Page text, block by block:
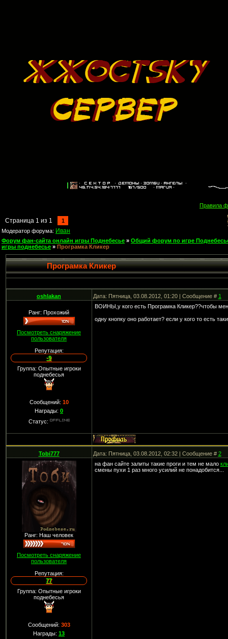
Правила
Страница 1 из 1
1
Модератор форума: Иван
Форум фан-сайта онлайн игры Поднебесье » Общий форум по игре
игры поднебесье » Програмка Кликер
Програмка Кликер
oshlakan Дата: Пятница, 03.08.2012, 01:20 | Сообщение #1
Ранг: Прохожий
Посмотреть снаряжение
пользователя
Репутация:
-9
Группа: Опытные игроки
поднебесья
Сообщений: 10
Награды: 0
Статус:
ВОИНЫ,у кого есть Програмка Кликер??чтобы
одну кнопку оно работает? если у кого то есть
Tobi777 Дата: Пятница, 03.08.2012, 02:32 | Сообщение #2
Ранг: Наш человек
Посмотреть снаряжение
пользователя
Репутация:
77
Группа: Опытные игроки
поднебесья
Сообщений: 303
Награды: 13
на фан сайте залиты такие проги и тем не мало
смены пухи 1 раз много усилий не понадобится...